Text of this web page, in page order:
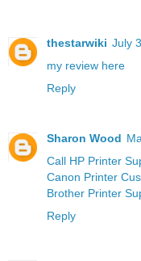
thestarwiki July
my review here
Reply
Sharon Wood
Call HP Printer
Canon Printer
Brother Printer
Reply